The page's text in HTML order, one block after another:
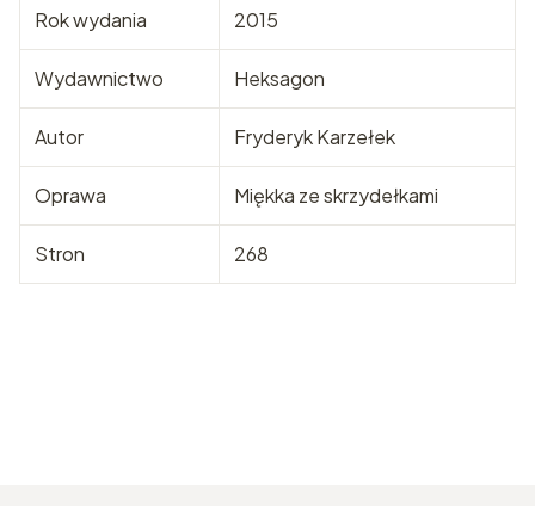
Rok wydania 2015
Wydawnictwo Heksagon
Autor Fryderyk Karzełek
Oprawa Miękka ze skrzydełkami
Stron 268